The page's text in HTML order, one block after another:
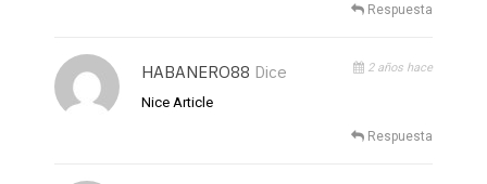
Respuesta
HABANERO88 Dice 2 años hace
Nice Article
Respuesta